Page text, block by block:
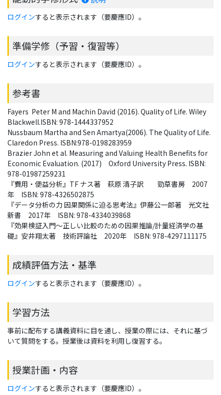
ログインすると表示されます（要慶應ID）。
準備学修（予習・復習等）
ログインすると表示されます（要慶應ID）。
参考書
Fayers  Peter M and Machin David (2016). Quality of Life. Wiley
Blackwell.ISBN: 978-1444337952
Nussbaum Martha and Sen Amartya(2006). The Quality of Life.
Claredon Press. ISBN:978-0198283959
Brazier John et al. Measuring and Valuing Health Benefits for
Economic Evaluation. (2017)　Oxford University Press. ISBN:
978-01987259231
『費用・便益分析』TF ナス著　萩原 清子訳　　勁草書房　2007
年　ISBN: 978-4326502875
『データ分析の力 因果関係に迫る思考法』伊藤公一郎著　光文社
新書　2017年　ISBN: 978-4334039868
『効果検証入門〜正しい比較のための因果推論/計量経済学の基
礎』安井翔太著　技術評論社　2020年　ISBN: 978-4297111175
成績評価方法・基準
ログインすると表示されます（要慶應ID）。
学習方法
事前に配布する講義資料に目を通し、授業の際には、それに基づ
いて質問をする。授業後は資料を利用し復習する。
授業計画・内容
ログインすると表示されます（要慶應ID）。